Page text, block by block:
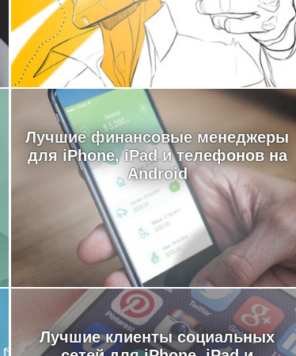
Лучшие финансовые менеджеры
для iPhone, iPad и телефонов на
Android
Лучшие клиенты социальных